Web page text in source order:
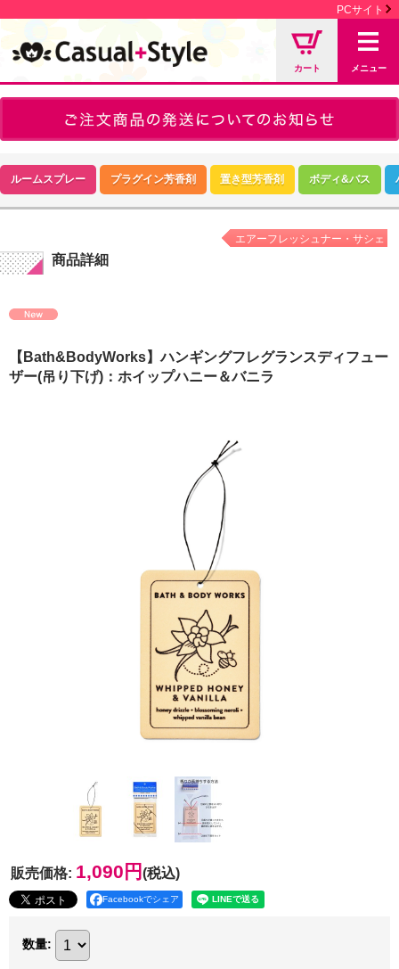
PCサイト
カート メニュー
ルームスプレー プラグイン芳香剤 置き型芳香剤 ボディ&バス
商品詳細
エアーフレッシュナー・サシェ
【Bath&BodyWorks】ハンギングフレグランスディフュー
ザー(吊り下げ)：ホイップハニー＆バニラ
販売価格: 1,090円 (税込)
Facebookでシェア
数量: